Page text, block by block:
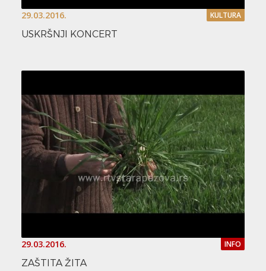
29.03.2016. KULTURA
USKRŠNJI KONCERT
29.03.2016. INFO
ZAŠTITA ŽITA